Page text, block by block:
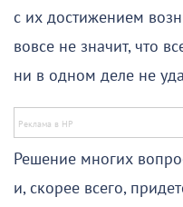
с их достижением
вовсе не значит, что
ни в одном деле не
Решение многих
и, скорее всего,